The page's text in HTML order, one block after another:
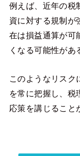
例えば、近年の税
資に対する規制が
在は損益通算が可
くなる可能性があ
このようなリスク
を常に把握し、税
応策を講じること